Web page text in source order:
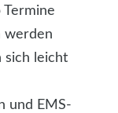
Termine
werden
sich leicht
und EMS-